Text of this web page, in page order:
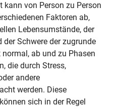
kann von Person zu Person
Faktoren ab,
Lebensumstände, der
Schwere der zugrunde
ab und zu Phasen
die durch Stress,
andere
werden. Diese
sich in der Regel